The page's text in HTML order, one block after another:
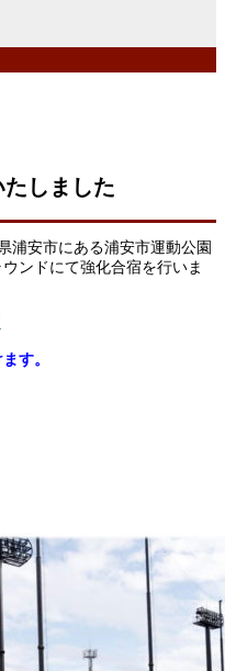
しました
浦安市にある浦安市運動公園
ンドにて強化合宿を行いま
す。